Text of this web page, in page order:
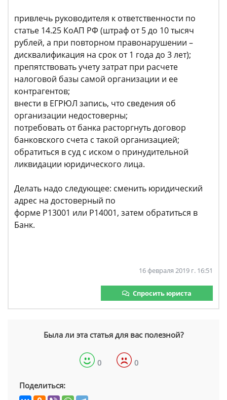
привлечь руководителя к ответственности по
статье 14.25 КоАП РФ (штраф от 5 до 10 тысяч
рублей, а при повторном правонарушении –
дисквалификация на срок от 1 года до 3 лет);
препятствовать учету затрат при расчете
налоговой базы самой организации и ее
контрагентов;
внести в ЕГРЮЛ запись, что сведения об
организации недостоверны;
потребовать от банка расторгнуть договор
банковского счета с такой организацией;
обратиться в суд с иском о принудительной
ликвидации юридического лица.
Делать надо следующее: сменить юридический
адрес на достоверный по
форме Р13001 или Р14001, затем обратиться в
Банк.
16 февраля 2019 г. 16:51
Спросить юриста
Была ли эта статья для вас полезной?
0 0
Поделиться: